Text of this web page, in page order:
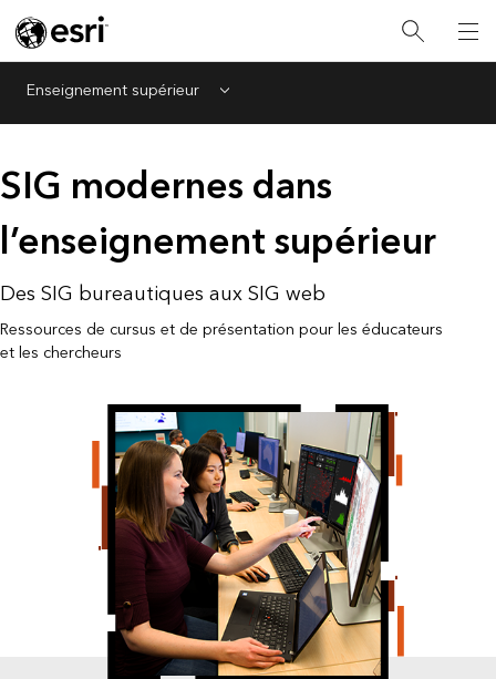
Enseignement supérieur Menu
SIG modernes dans
l’enseignement supérieur
Des SIG bureautiques aux SIG web
Ressources de cursus et de présentation pour les éducateurs
et les chercheurs